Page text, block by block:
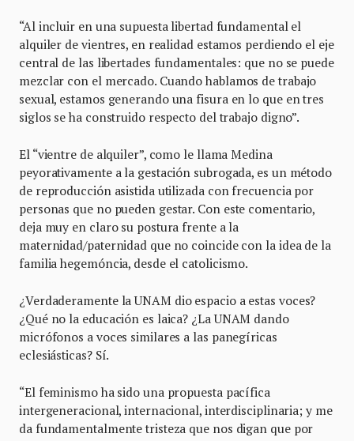
“Al incluir en una supuesta libertad fundamental el
alquiler de vientres, en realidad estamos perdiendo el eje
central de las libertades fundamentales: que no se puede
mezclar con el mercado. Cuando hablamos de trabajo
sexual, estamos generando una fisura en lo que en tres
siglos se ha construido respecto del trabajo digno”.
El “vientre de alquiler”, como le llama Medina
peyorativamente a la gestación subrogada, es un método
de reproducción asistida utilizada con frecuencia por
personas que no pueden gestar. Con este comentario,
deja muy en claro su postura frente a la
maternidad/paternidad que no coincide con la idea de la
familia hegemóncia, desde el catolicismo.
¿Verdaderamente la UNAM dio espacio a estas voces?
¿Qué no la educación es laica? ¿La UNAM dando
micrófonos a voces similares a las panegíricas
eclesiásticas? Sí.
“El feminismo ha sido una propuesta pacífica
intergeneracional, internacional, interdisciplinaria; y me
da fundamentalmente tristeza que nos digan que por